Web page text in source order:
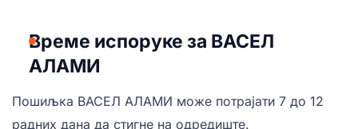
Време испоруке за ВАСЕЛ
АЛАМИ
Пошиљка ВАСЕЛ АЛАМИ може потрајати 7 до 12
радних дана да стигне на одредиште.